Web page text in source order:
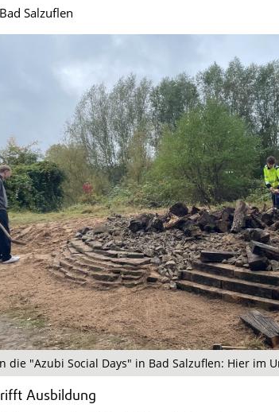
Bad Salzuflen
die "Azubi Social Days" in Bad Salzuflen: Hier im
Ausbildung